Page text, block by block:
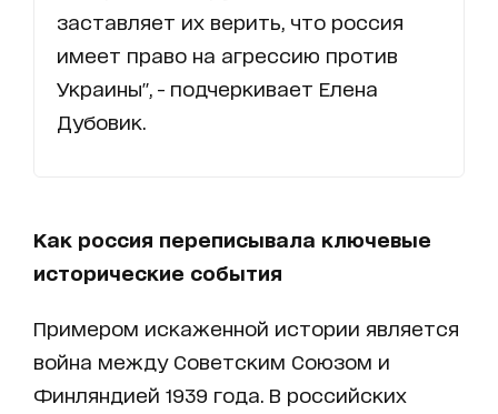
заставляет их верить, что россия
имеет право на агрессию против
Украины", - подчеркивает Елена
Дубовик.
Как россия переписывала ключевые
исторические события
Примером искаженной истории является
война между Советским Союзом и
Финляндией 1939 года. В российских